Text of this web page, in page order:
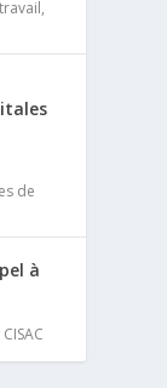
,
de
à
CISAC